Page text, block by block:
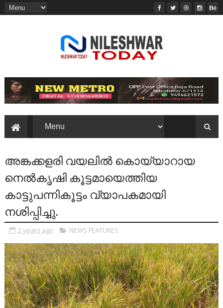
അങ്കക്കളരി വയലിൽ കൊയ്യാറായ
നെൽകൃഷി കൂട്ടമായെത്തിയ
കാട്ടുപന്നികൂട്ടം വ്യാപകമായി
നശിപ്പിച്ചു.
2 years ago NEWS FEATURES